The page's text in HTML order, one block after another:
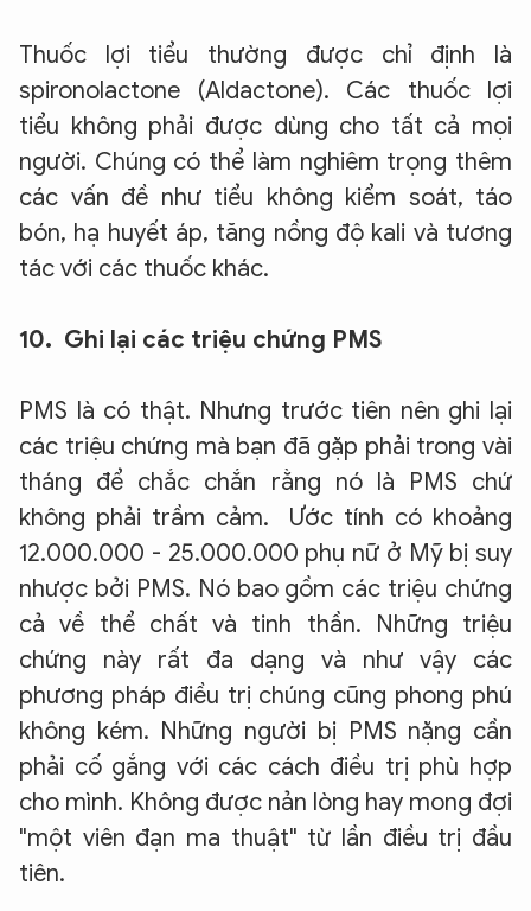
Thuốc lợi tiểu thường được chỉ định là
spironolactone (Aldactone). Các thuốc lợi
tiểu không phải được dùng cho tất cả mọi
người. Chúng có thể làm nghiêm trọng thêm
các vấn đề như tiểu không kiểm soát, táo
bón, hạ huyết áp, tăng nồng độ kali và tương
tác với các thuốc khác.
10. Ghi lại các triệu chứng PMS
PMS là có thật. Nhưng trước tiên nên ghi lại
các triệu chứng mà bạn đã gặp phải trong vài
tháng để chắc chắn rằng nó là PMS chứ
không phải trầm cảm. Ước tính có khoảng
12.000.000 - 25.000.000 phụ nữ ở Mỹ bị suy
nhược bởi PMS. Nó bao gồm các triệu chứng
cả về thể chất và tinh thần. Những triệu
chứng này rất đa dạng và như vậy các
phương pháp điều trị chúng cũng phong phú
không kém. Những người bị PMS nặng cần
phải cố gắng với các cách điều trị phù hợp
cho mình. Không được nản lòng hay mong đợi
"một viên đạn ma thuật" từ lần điều trị đầu
tiên.